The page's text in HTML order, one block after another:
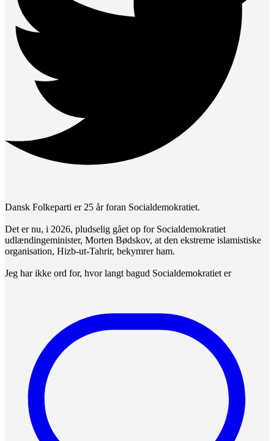
Dansk Folkeparti er 25 år foran Socialdemokratiet.
Det er nu, i 2026, pludselig gået op for Socialdemokratiet
udlændingeminister, Morten Bødskov, at den ekstreme islamistiske
organisation, Hizb-ut-Tahrir, bekymrer ham.
Jeg har ikke ord for, hvor langt bagud Socialdemokratiet er